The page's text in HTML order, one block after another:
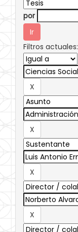
por
Filtros actuales: